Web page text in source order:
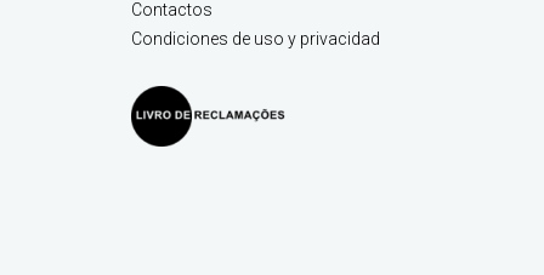
Contactos
Condiciones de uso y privacidad